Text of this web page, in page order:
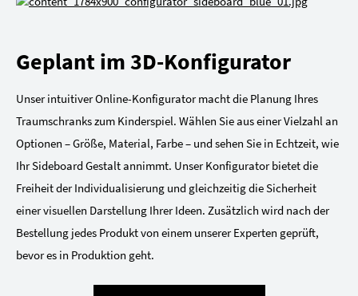
Geplant im 3D-Konfigurator
Unser intuitiver Online-Konfigurator macht die Planung Ihres
Traumschranks zum Kinderspiel. Wählen Sie aus einer Vielzahl an
Optionen – Größe, Material, Farbe – und sehen Sie in Echtzeit, wie
Ihr Sideboard Gestalt annimmt. Unser Konfigurator bietet die
Freiheit der Individualisierung und gleichzeitig die Sicherheit
einer visuellen Darstellung Ihrer Ideen. Zusätzlich wird nach der
Bestellung jedes Produkt von einem unserer Experten geprüft,
bevor es in Produktion geht.